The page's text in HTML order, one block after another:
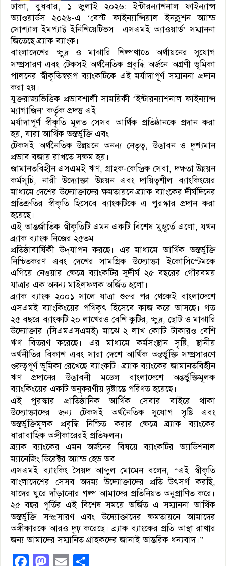
ঢাকা, বুধবার, ১ জুলাই ২০২৬: ইন্টারন্যাশনাল ফাইন্যান্স
অ্যাওয়ার্ডস ২০২৬-এ ‘বেস্ট ফাইন্যান্সিয়াল ইনক্লুশন অ্যান্ড
সোশ্যাল ইমপ্যাক্ট ইনিশিয়েটিভস– এসএমই অ্যাওয়ার্ড’ সম্মাননা
জিতেছে ব্র্যাক ব্যাংক।
বাংলাদেশের ক্ষুদ্র ও মাঝারি শিল্পখাতে অর্থায়নের সুযোগ
সম্প্রসারণ এবং টেকসই অর্থনৈতিক প্রবৃদ্ধি অর্জনে অগ্রণী ভূমিকা
পালনের স্বীকৃতিস্বরূপ ব্যাংকটিকে এই মর্যাদাপূর্ণ সম্মাননা প্রদান
করা হয়।
যুক্তরাজ্যভিত্তিক প্রভাবশালী সাময়িকী ‘ইন্টারন্যাশনাল ফাইন্যান্স
ম্যাগাজিন’ কর্তৃক প্রদত্ত এই
মর্যাদাপূর্ণ স্বীকৃতি মূলত সেসব আর্থিক প্রতিষ্ঠানকে প্রদান করা
হয়, যারা আর্থিক অন্তর্ভুক্তি এবং
টেকসই অর্থনৈতিক উন্নয়নে অনন্য নেতৃত্ব, উদ্ভাবন ও দৃশ্যমান
প্রভাব বজায় রাখতে সক্ষম হয়।
জামানতবিহীন এসএমই ঋণ, গ্রাহক-কেন্দ্রিক সেবা, দক্ষতা উন্নয়ন
কর্মসূচি, নারী উদ্যোক্তা উন্নয়ন এবং দায়িত্বশীল ব্যাংকিংয়ের
মাধ্যমে দেশের উদ্যোক্তাদের ক্ষমতায়নে ব্র্যাক ব্যাংকের দীর্ঘদিনের
প্রতিশ্রুতির স্বীকৃতি হিসেবে ব্যাংকটিকে এ পুরস্কার প্রদান করা
হয়েছে।
এই আন্তর্জাতিক স্বীকৃতিটি এমন একটি বিশেষ মুহূর্তে এলো, যখন
ব্র্যাক ব্যাংক নিজের ২৫তম
প্রতিষ্ঠাবার্ষিকী উদ্‌যাপন করছে। এর মাধ্যমে আর্থিক অন্তর্ভুক্তি
নিশ্চিতকরণ এবং দেশের সামগ্রিক উদ্যোক্তা ইকোসিস্টেমকে
এগিয়ে নেওয়ার ক্ষেত্রে ব্যাংকটির সুদীর্ঘ ২৫ বছরের গৌরবময়
যাত্রার এক অনন্য মাইলফলক অর্জিত হলো।
ব্র্যাক ব্যাংক ২০০১ সালে যাত্রা শুরুর পর থেকেই বাংলাদেশে
এসএমই ব্যাংকিংয়ের পথিকৃৎ হিসেবে কাজ করে আসছে। গত
২৫ বছরে ব্যাংকটি ২০ লাখেরও বেশি কুটির, ক্ষুদ্র, ছোট ও মাঝারি
উদ্যোক্তার (সিএমএসএমই) মাঝে ২ লাখ কোটি টাকারও বেশি
ঋণ বিতরণ করেছে। এর মাধ্যমে কর্মসংস্থান সৃষ্টি, স্থানীয়
অর্থনীতির বিকাশ এবং সারা দেশে আর্থিক অন্তর্ভুক্তি সম্প্রসারণে
গুরুত্বপূর্ণ ভূমিকা রেখেছে ব্যাংকটি। ব্র্যাক ব্যাংকের জামানতবিহীন
ঋণ প্রদানের উদ্ভাবনী মডেল বাংলাদেশে অন্তর্ভুক্তিমূলক
ব্যাংকিংয়ের একটি অনুকরণীয় দৃষ্টান্তে পরিণত হয়েছে।
এই পুরস্কার প্রাতিষ্ঠানিক আর্থিক সেবার বাইরে থাকা
উদ্যোক্তাদের জন্য টেকসই অর্থনৈতিক সুযোগ সৃষ্টি এবং
অন্তর্ভুক্তিমূলক প্রবৃদ্ধি নিশ্চিত করার ক্ষেত্রে ব্র্যাক ব্যাংকের
ধারাবাহিক অঙ্গীকারেরই প্রতিফলন।
ব্র্যাক ব্যাংকের এমন অর্জনের বিষয়ে ব্যাংকটির অ্যাডিশনাল
ম্যানেজিং ডিরেক্টর অ্যান্ড হেড অব
এসএমই ব্যাংকিং সৈয়দ আব্দুল মোমেন বলেন, “এই স্বীকৃতি
বাংলাদেশের সেসব অদম্য উদ্যোক্তাদের প্রতি উৎসর্গ করছি,
যাদের ঘুরে দাঁড়ানোর গল্প আমাদের প্রতিনিয়ত অনুপ্রাণিত করে।
২৫ বছর পূর্তির এই বিশেষ সময়ে অর্জিত এ সম্মাননা আর্থিক
অন্তর্ভুক্তি সম্প্রসারণ এবং উদ্যোক্তাদের ক্ষমতায়নে আমাদের
অঙ্গীকারকে আরও দৃঢ় করেছে। ব্র্যাক ব্যাংকের প্রতি আস্থা রাখার
জন্য আমাদের সম্মানিত গ্রাহকদের জানাই আন্তরিক ধন্যবাদ।”
Facebook
Mastodon
Email